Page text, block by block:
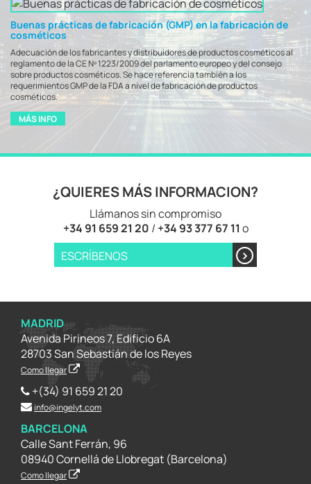
Buenas prácticas de fabricación (GMP) en la fabricación de
cosméticos
Adecuación de los fabricantes y distribuidores de productos cosméticos al
reglamento de la CE Nº 1223/2009 del parlamento europeo y del consejo
sobre productos cosméticos. Se hace referencia también a los
requerimientos GMP de la FDA a nivel de fabricación de productos
cosméticos.
MÁS INFO
¿QUIERES MÁS INFORMACION?
Llámanos sin compromiso
+34 91 659 21 20 / +34 93 377 67 11 o
ESCRÍBENOS
MADRID
Avenida Pirineos 7, Edificio 6A
28703 San Sebastián de los Reyes
Como llegar
+(34) 91 659 21 20
info@ingelyt.com
BARCELONA
Calle Sant Ferrán, 96
08940 Cornellá de Llobregat (Barcelona)
Como llegar